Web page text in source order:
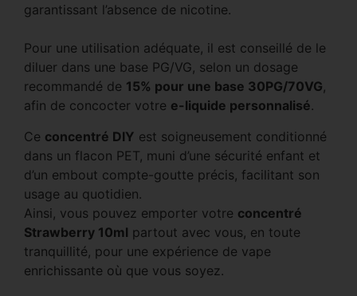
garantissant l’absence de nicotine.
Pour une utilisation adéquate, il est conseillé de le
diluer dans une base PG/VG, selon un dosage
recommandé de 15% pour une base 30PG/70VG,
afin de concocter votre e-liquide personnalisé.
Ce concentré DIY est soigneusement conditionné
dans un flacon PET, muni d’une sécurité enfant et
d’un embout compte-goutte précis, facilitant son
usage au quotidien.
Ainsi, vous pouvez emporter votre concentré
Strawberry 10ml partout avec vous, en toute
tranquillité, pour une expérience de vape
enrichissante où que vous soyez.